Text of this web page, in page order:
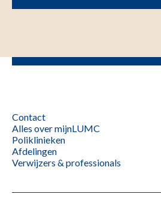
Contact
Alles over mijnLUMC
Poliklinieken
Afdelingen
Verwijzers & professionals